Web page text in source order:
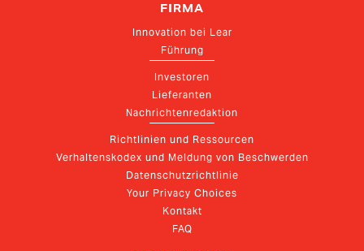
FIRMA
Innovation bei Lear
Führung
Investoren
Lieferanten
Nachrichtenredaktion
Richtlinien und Ressourcen
Verhaltenskodex und Meldung von Beschwerden
Datenschutzrichtlinie
Your Privacy Choices
Kontakt
FAQ